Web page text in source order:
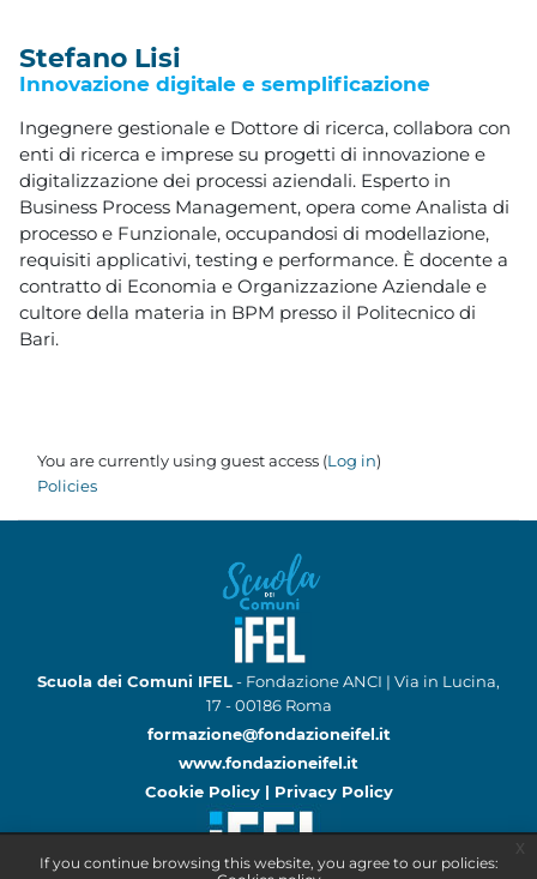
If you continue browsing this website, you agree to our policies:
Stefano Lisi
Innovazione digitale e semplificazione
Ingegnere gestionale e Dottore di ricerca, collabora con
enti di ricerca e imprese su progetti di innovazione e
digitalizzazione dei processi aziendali. Esperto in
Business Process Management, opera come Analista di
processo e Funzionale, occupandosi di modellazione,
requisiti applicativi, testing e performance. È docente a
contratto di Economia e Organizzazione Aziendale e
cultore della materia in BPM presso il Politecnico di
Bari.
You are currently using guest access (Log in)
Policies
Scuola dei Comuni IFEL- Fondazione ANCI | Via in Lucina,
17 - 00186 Roma
formazione@fondazioneifel.it
www.fondazioneifel.it
Cookie Policy | Privacy Policy